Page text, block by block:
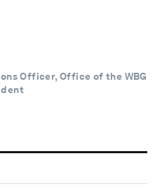
Officer, Office of the WBG